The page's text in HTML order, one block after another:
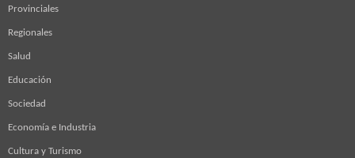
Provinciales
Regionales
Salud
Educación
Sociedad
Economía e Industria
Cultura y Turismo